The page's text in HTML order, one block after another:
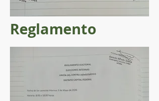
Reglamento